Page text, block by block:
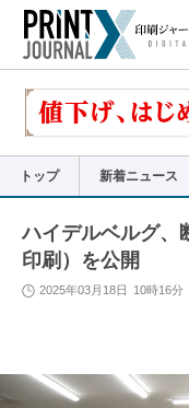
で
リ
トップ 新着ニュース
ハイデルベルグ、
印刷）を公開
2025年03月18日 10時16分